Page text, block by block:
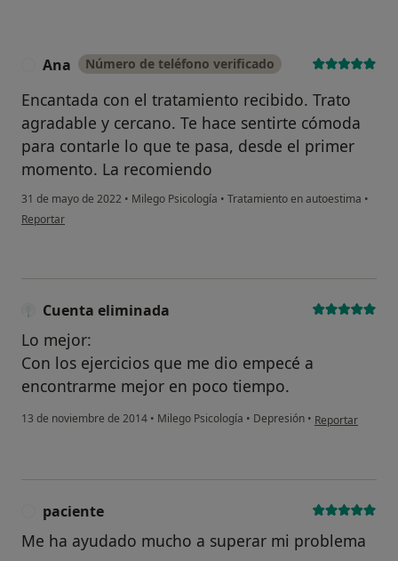
Ana Número de teléfono verificado
Encantada con el tratamiento recibido. Trato
agradable y cercano. Te hace sentirte cómoda
para contarle lo que te pasa, desde el primer
momento. La recomiendo
31 de mayo de 2022 • Milego Psicología • Tratamiento en autoestima •
en opinión del usuario Ana
Reportar
Cuenta eliminada
Lo mejor:
Con los ejercicios que me dio empecé a
encontrarme mejor en poco tiempo.
13 de noviembre de 2014 • Milego Psicología • Depresión • en opinión del
Reportar
paciente
Me ha ayudado mucho a superar mi problema